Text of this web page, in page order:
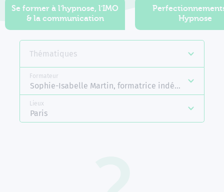
Se former à l'hypnose, l'IMO
& la communication
Hypnose
Thématiques
Formateur
Sophie-Isabelle Martin, formatrice indépendante
Lieux
Paris